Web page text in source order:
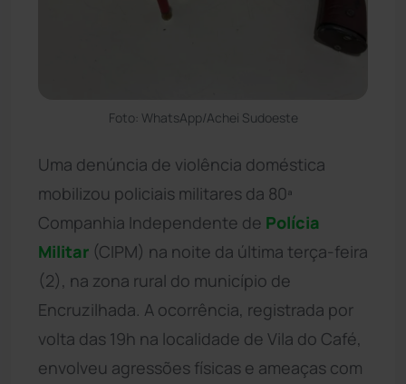
Foto: WhatsApp/Achei Sudoeste
Uma denúncia de violência doméstica
mobilizou policiais militares da 80ª
Companhia Independente de Polícia
Militar (CIPM) na noite da última terça-feira
(2), na zona rural do município de
Encruzilhada. A ocorrência, registrada por
volta das 19h na localidade de Vila do Café,
envolveu agressões físicas e ameaças com